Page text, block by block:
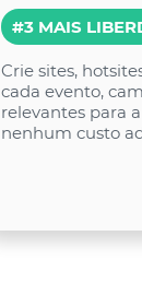
#3 MAIS
Crie sites,
cada evento,
relevantes para
nenhum custo